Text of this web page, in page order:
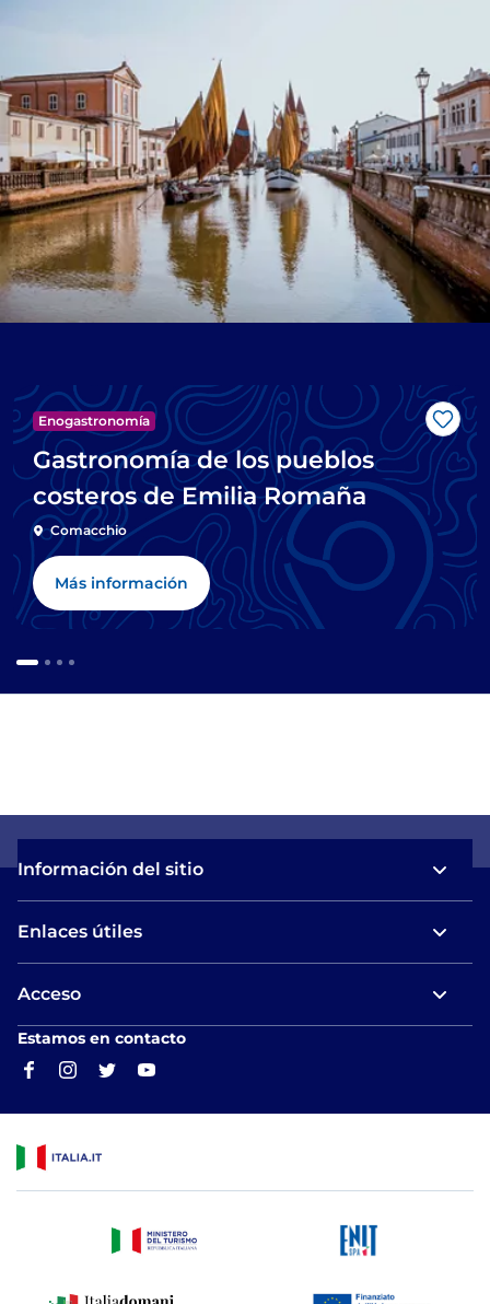
Me
Enogastronomía
Gastronomía de los pueblos
costeros de Emilia Romaña
Comacchio
Más información
Información del sitio
Enlaces útiles
Acceso
Estamos en contacto